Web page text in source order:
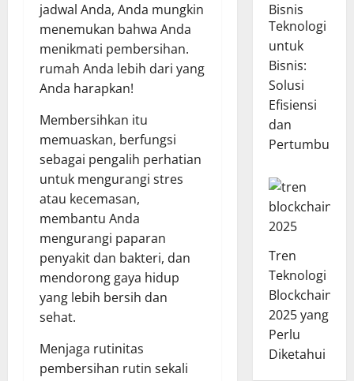
jadwal Anda, Anda mungkin
menemukan bahwa Anda
menikmati pembersihan.
rumah Anda lebih dari yang
Anda harapkan!
Membersihkan itu
memuaskan, berfungsi
sebagai pengalih perhatian
untuk mengurangi stres
atau kecemasan,
membantu Anda
mengurangi paparan
penyakit dan bakteri, dan
mendorong gaya hidup
yang lebih bersih dan
sehat.
Menjaga rutinitas
pembersihan rutin sekali
Teknologi
untuk
Bisnis:
Solusi
Efisiensi
dan
Pertumbuhan
Tren
Teknologi
Blockchain
2025 yang
Perlu
Diketahui